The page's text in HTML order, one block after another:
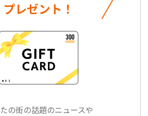
プレゼント！
の街の話題のニュースや